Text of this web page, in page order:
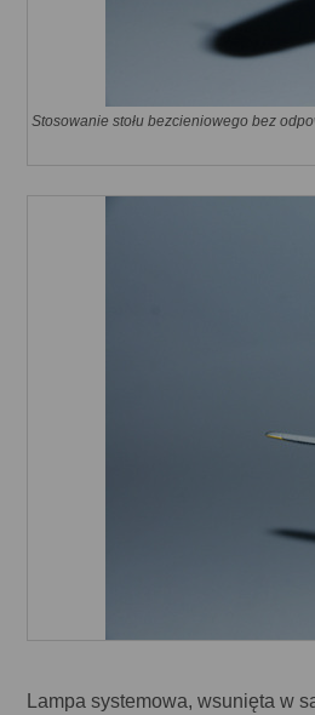
Stosowanie stołu bezcieniowego bez
Lampa systemowa, wsunięta w